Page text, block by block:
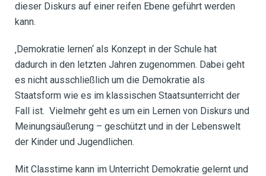
dieser Diskurs auf einer reifen Ebene geführt werden
kann.
‚Demokratie lernen‘ als Konzept in der Schule hat
dadurch in den letzten Jahren zugenommen. Dabei geht
es nicht ausschließlich um die Demokratie als
Staatsform wie es im klassischen Staatsunterricht der
Fall ist. Vielmehr geht es um ein Lernen von Diskurs und
Meinungsäußerung – geschützt und in der Lebenswelt
der Kinder und Jugendlichen.
Mit Classtime kann im Unterricht Demokratie gelernt und